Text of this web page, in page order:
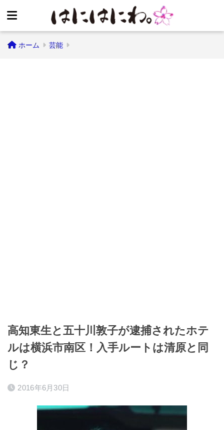
ホーム 芸能
高知東生と五十川敦子が逮捕されたホテ
ルは横浜市南区！入手ルートは清原と同
じ？
2016年6月30日